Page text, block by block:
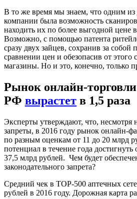
В то же время мы знаем, что одним из
компании была возможность
находить их по более выгодной цене
Возможно, с помощью патента
сразу двух зайцев, сохранив за собой
сравнении цен и обезопасив от этого
магазины. Но и это, конечно, только
Рынок онлайн-
РФ вырастет в 1,5 раза
Эксперты утверждают, что, несмотря
запреты, в 2016 году рынок онлайн-
по разным оценкам от 11 до 20 млрд
потенциал в течение года
37,5 млрд рублей. Чем будет
законодательного запрета?
Средний чек в TOP-500 аптечных
рублей в 2016 году. Дорожная карта